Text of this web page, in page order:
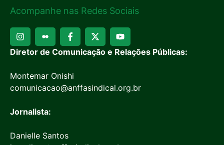
Acompanhe nas Redes Sociais
Diretor de Comunicação e Relações Públicas:
Montemar Onishi
comunicacao@anffasindical.org.br
Jornalista:
Danielle Santos